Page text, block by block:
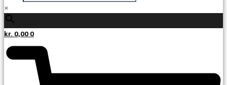
×
kr. 0,00 0